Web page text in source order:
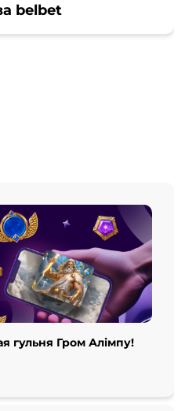
belbet
гульня Гром Алімпу!